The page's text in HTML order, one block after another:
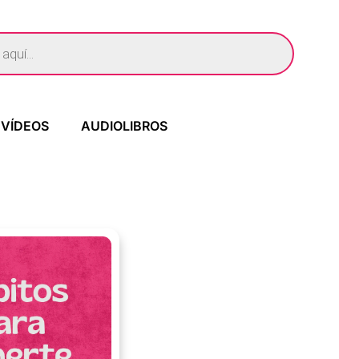
VÍDEOS AUDIOLIBROS